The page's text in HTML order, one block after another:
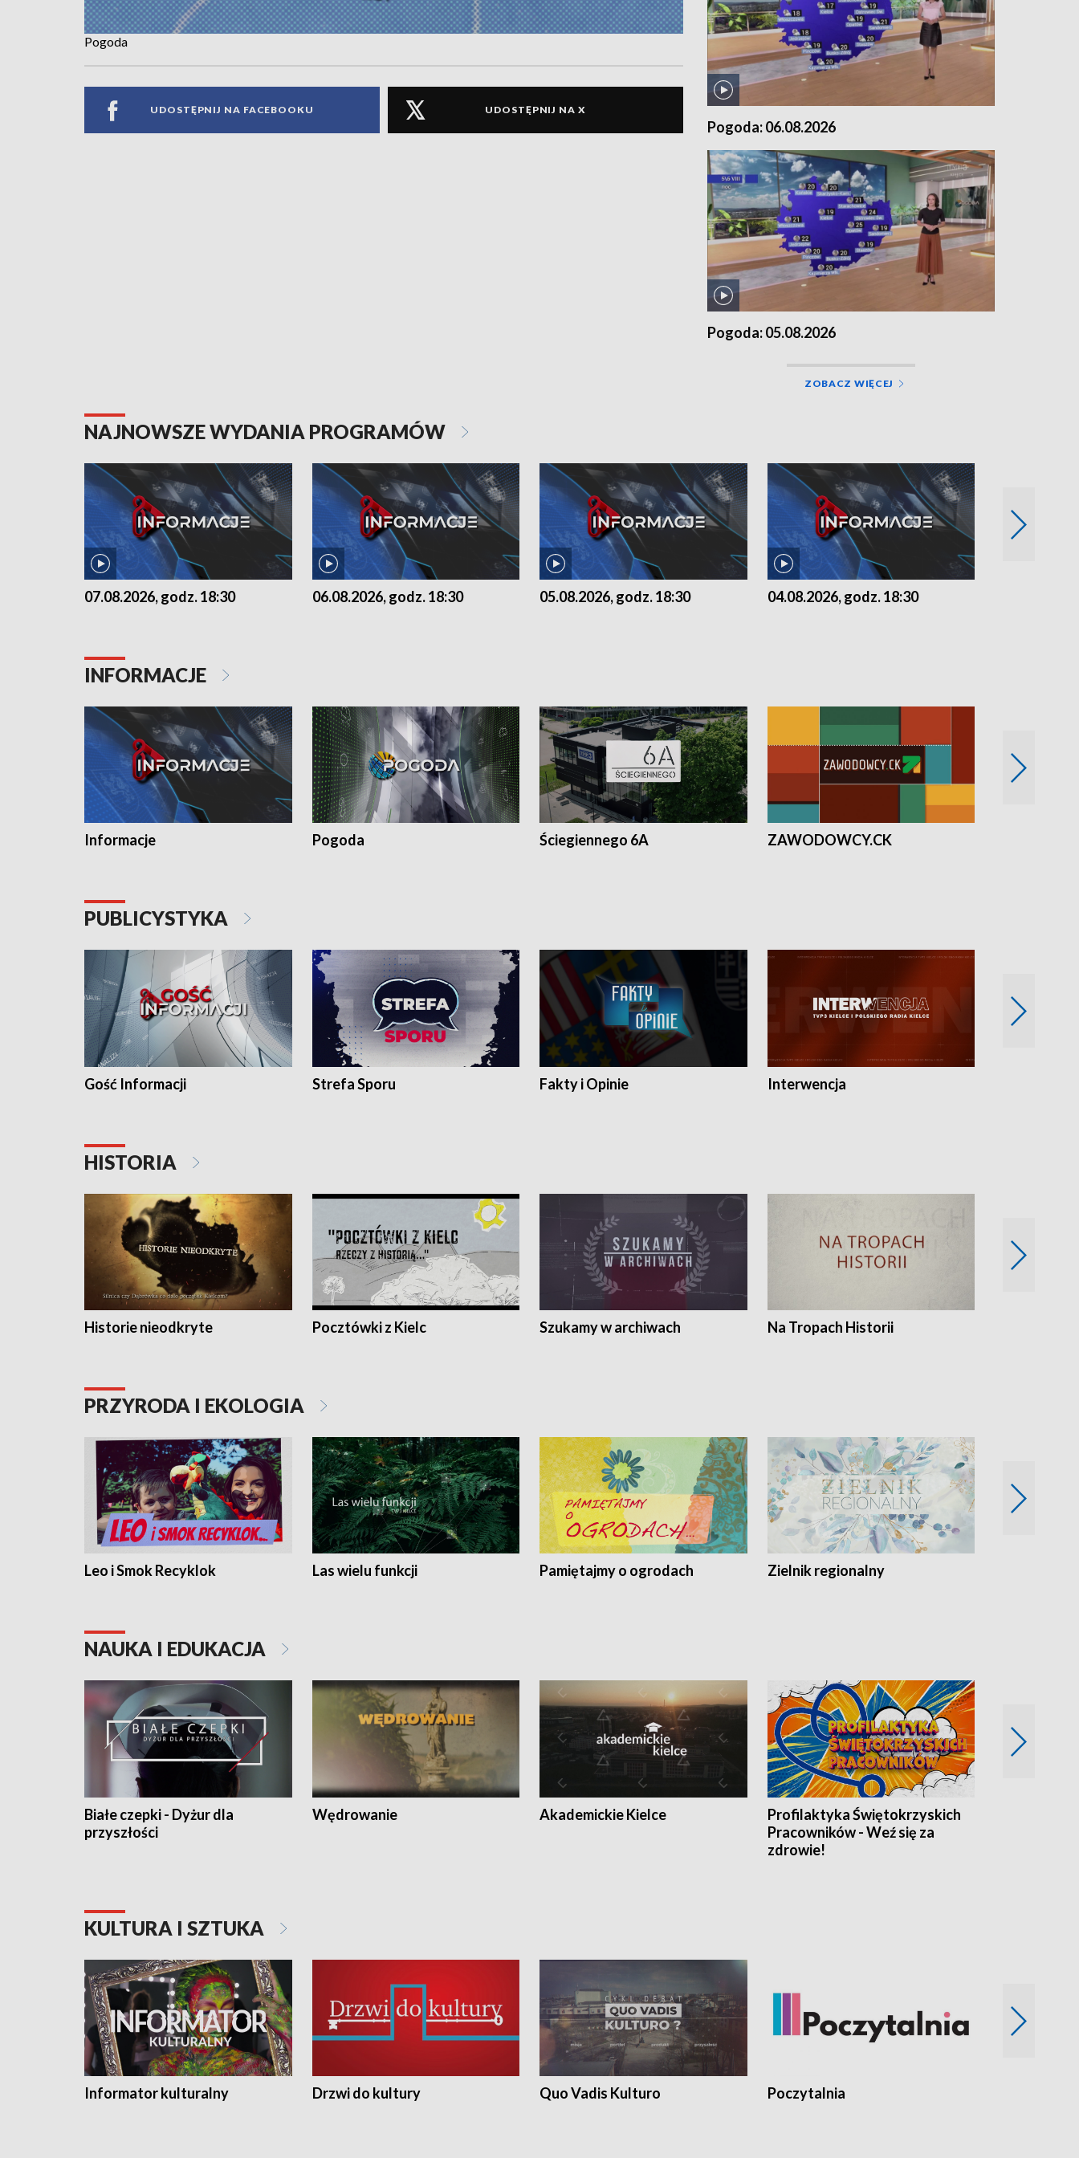
Pogoda
UDOSTĘPNIJ NA FACEBOOKU UDOSTĘPNIJ NA X
Pogoda: 06.08.2026
Pogoda: 05.08.2026
ZOBACZ WIĘCEJ
NAJNOWSZE WYDANIA PROGRAMÓW
07.08.2026, godz. 18:30 06.08.2026, godz. 18:30 05.08.2026, godz. 18:30 04.08.2026, godz. 18:30
INFORMACJE
Informacje Pogoda Ściegiennego 6A ZAWODOWCY.CK
PUBLICYSTYKA
Gość Informacji Strefa Sporu Fakty i Opinie Interwencja
HISTORIA
Historie nieodkryte Pocztówki z Kielc Szukamy w archiwach Na Tropach Historii
PRZYRODA I EKOLOGIA
Leo i Smok Recyklok Las wielu funkcji Pamiętajmy o ogrodach Zielnik regionalny
NAUKA I EDUKACJA
Białe czepki - Dyżur dla
przyszłości
Wędrowanie Akademickie Kielce
Profilaktyka Świętokrzyskich
Pracowników - Weź się za
zdrowie!
KULTURA I SZTUKA
Informator kulturalny Drzwi do kultury Quo Vadis Kulturo Poczytalnia